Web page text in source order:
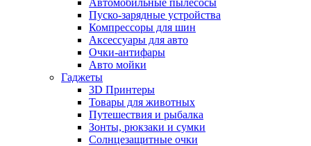
Автомобильные пылесосы
Пуско-зарядные устройства
Компрессоры для шин
Аксессуары для авто
Очки-антифары
Авто мойки
Гаджеты
3D Принтеры
Товары для животных
Путешествия и рыбалка
Зонты, рюкзаки и сумки
Солнцезащитные очки